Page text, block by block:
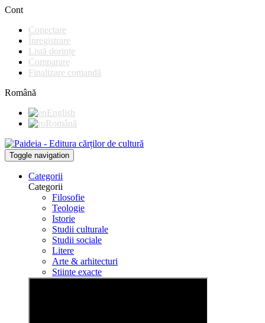
Cont
Conectare
Înregistrare
Listă dorințe
Comparare
Finalizare comandă
Română
English
Română
Toggle navigation
Categorii
Categorii
Filosofie
Teologie
Istorie
Studii culturale
Studii sociale
Litere
Arte & arhitecturi
Stiinte exacte